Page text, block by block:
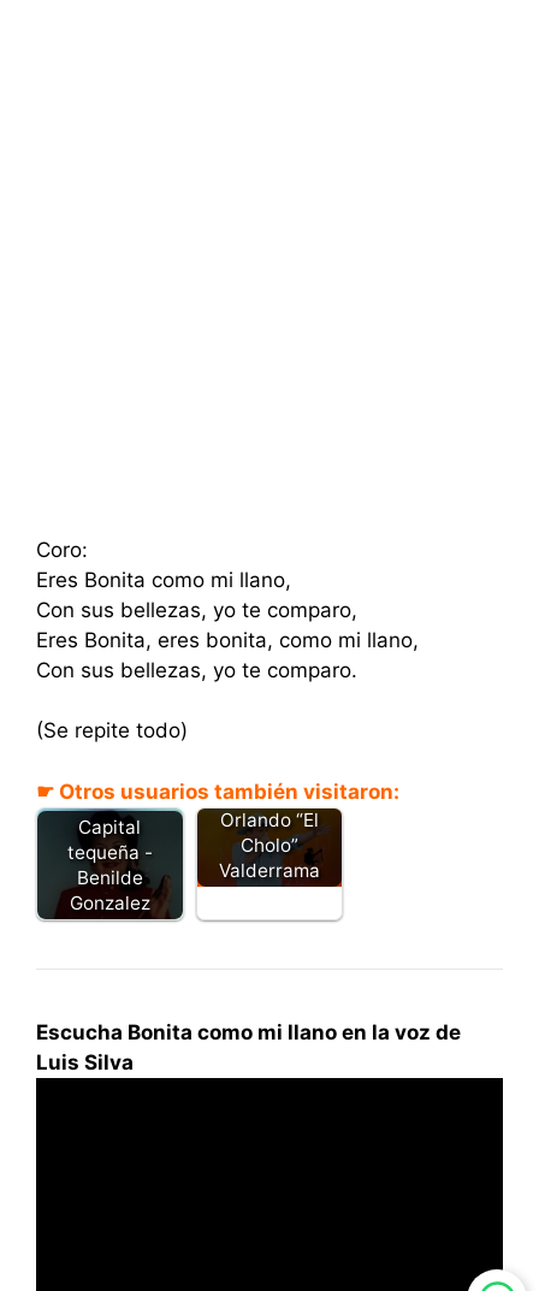
Coro:
Eres Bonita como mi llano,
Con sus bellezas, yo te comparo,
Eres Bonita, eres bonita, como mi llano,
Con sus bellezas, yo te comparo.
(Se repite todo)
☛ Otros usuarios también visitaron:
Capital
tequeña -
Benilde
Gonzalez
ser bonita -
Orlando “El
Cholo”
Valderrama
Escucha Bonita como mi llano en la voz de
Luis Silva